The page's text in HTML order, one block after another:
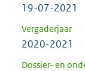
19-07-2021
Vergaderjaar
2020-2021
Dossier- en